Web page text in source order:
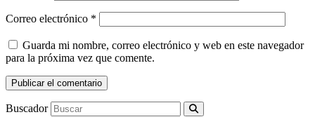
Correo electrónico *
Guarda mi nombre, correo electrónico y web en este navegador
para la próxima vez que comente.
Buscador